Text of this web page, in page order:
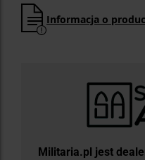
Informacja o
Militaria.pl jest